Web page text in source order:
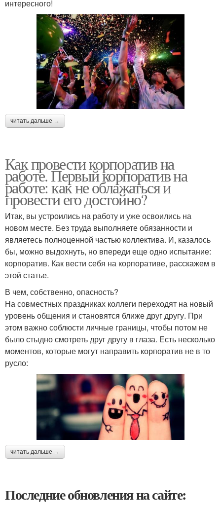
интересного!
читать дальше →
Как провести корпоратив на
работе. Первый корпоратив на
работе: как не облажаться и
провести его достойно?
Итак, вы устроились на работу и уже освоились на
новом месте. Без труда выполняете обязанности и
являетесь полноценной частью коллектива. И, казалось
бы, можно выдохнуть, но впереди еще одно испытание:
корпоратив. Как вести себя на корпоративе, расскажем в
этой статье.
В чем, собственно, опасность?
На совместных праздниках коллеги переходят на новый
уровень общения и становятся ближе друг другу. При
этом важно соблюсти личные границы, чтобы потом не
было стыдно смотреть друг другу в глаза. Есть несколько
моментов, которые могут направить корпоратив не в то
русло:
читать дальше →
Последние обновления на сайте: